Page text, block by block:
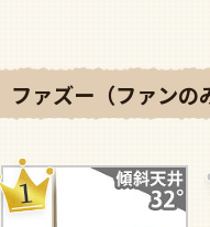
ファズー（ファンの